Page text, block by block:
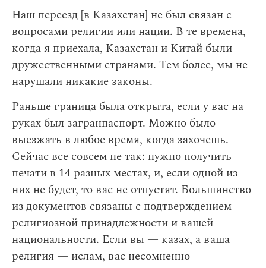
Наш переезд [в Казахстан] не был связан с
вопросами религии или нации. В те времена,
когда я приехала, Казахстан и Китай были
дружественными странами. Тем более, мы не
нарушали никакие законы.
Раньше граница была открыта, если у вас на
руках был загранпаспорт. Можно было
выезжать в любое время, когда захочешь.
Сейчас все совсем не так: нужно получить
печати в 14 разных местах, и, если одной из
них не будет, то вас не отпустят. Большинство
из документов связаны с подтверждением
религиозной принадлежности и вашей
национальности. Если вы — казах, а ваша
религия — ислам, вас несомненно